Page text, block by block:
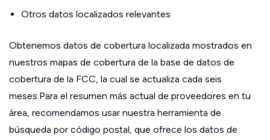
Otros datos localizados relevantes
Obtenemos datos de cobertura localizada mostrados en
nuestros mapas de cobertura de la base de datos de
cobertura de la FCC, la cual se actualiza cada seis
meses.Para el resumen más actual de proveedores en tu
área, recomendamos usar nuestra herramienta de
búsqueda por código postal, que ofrece los datos de